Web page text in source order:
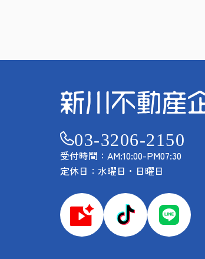
03-3206-2150
受付時間：AM:10:00-PM07:30
定休日：水曜日・日曜日